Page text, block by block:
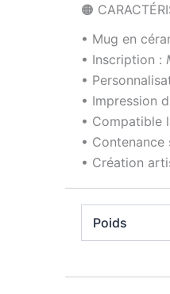
🟠
• Mug en
• Inscription :
•
• Impression
• Compatible
•
• Création
Poids